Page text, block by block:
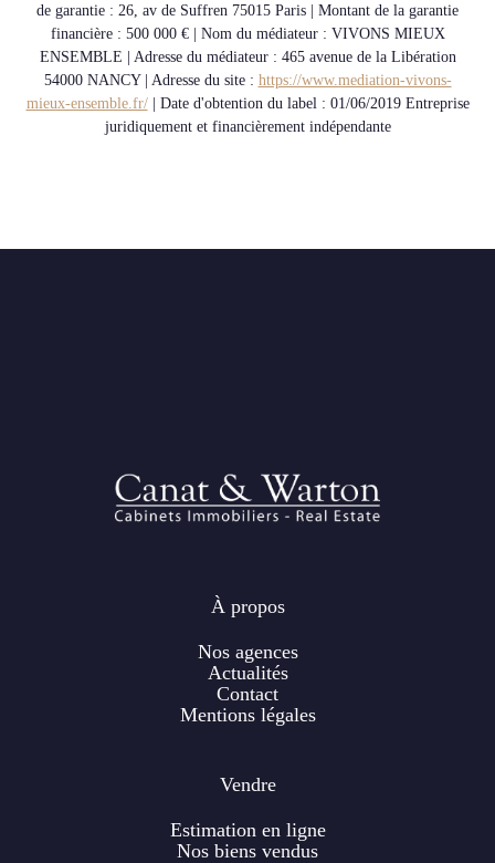
de garantie : 26, av de Suffren 75015 Paris | Montant de la garantie
financière : 500 000 € | Nom du médiateur : VIVONS MIEUX
ENSEMBLE | Adresse du médiateur : 465 avenue de la Libération
54000 NANCY | Adresse du site : https://www.mediation-vivons-
mieux-ensemble.fr/| Date d'obtention du label : 01/06/2019Entreprise
juridiquement et financièrement indépendante
À propos
Nos agences
Actualités
Contact
Mentions légales
Vendre
Estimation en ligne
Nos biens vendus